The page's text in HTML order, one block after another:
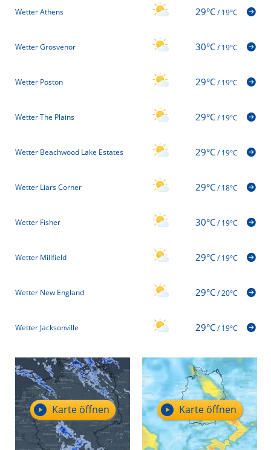
Wetter Athens 29°C/19°C
Wetter Grosvenor 30°C/19°C
Wetter Poston 29°C/19°C
Wetter The Plains 29°C/19°C
Wetter Beachwood Lake Estates 29°C/19°C
Wetter Liars Corner 29°C/18°C
Wetter Fisher 30°C/19°C
Wetter Millfield 29°C/19°C
Wetter New England 29°C/20°C
Wetter Jacksonville 29°C/19°C
Karte öffnen Karte öffnen